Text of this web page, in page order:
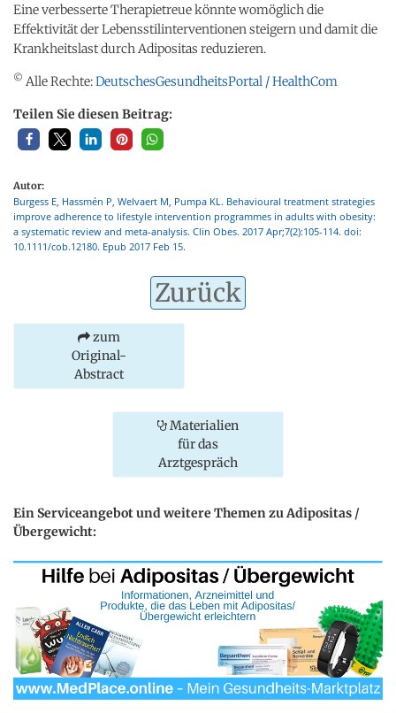
Eine verbesserte Therapietreue könnte womöglich die
Effektivität der Lebensstilinterventionen steigern und damit die
Krankheitslast durch Adipositas reduzieren.
© Alle Rechte:DeutschesGesundheitsPortal / HealthCom
Teilen Sie diesen Beitrag:
Autor:
Burgess E, Hassmén P, Welvaert M, Pumpa KL. Behavioural treatment strategies
improve adherence to lifestyle intervention programmes in adults with obesity:
a systematic review and meta-analysis. Clin Obes. 2017 Apr;7(2):105-114. doi:
10.1111/cob.12180. Epub 2017 Feb 15.
Zurück
zum
Original-
Abstract
Materialien
für das
Arztgespräch
Ein Serviceangebot und weitere Themen zu Adipositas /
Übergewicht: